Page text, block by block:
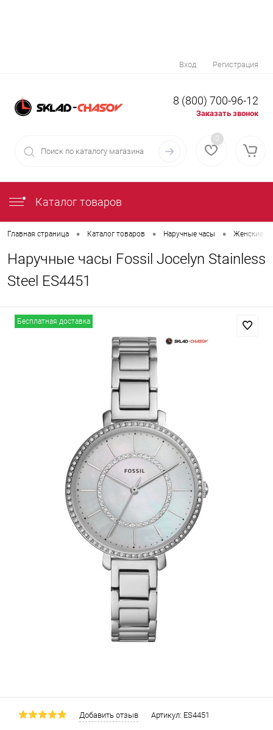
Вход Регистрация
8 (800) 700-96-12
Заказать звонок
0
Каталог товаров
Главная страница • Каталог товаров • Наручные часы • Женские
Наручные часы Fossil Jocelyn Stainless
Steel ES4451
Бесплатная доставка
Добавить отзыв Артикул: ES4451